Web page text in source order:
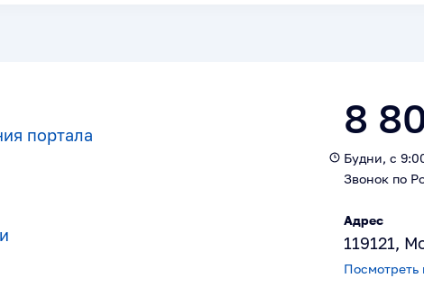
портала
8
Будни, с
Звонок по
Адрес
119121,
Посмотреть